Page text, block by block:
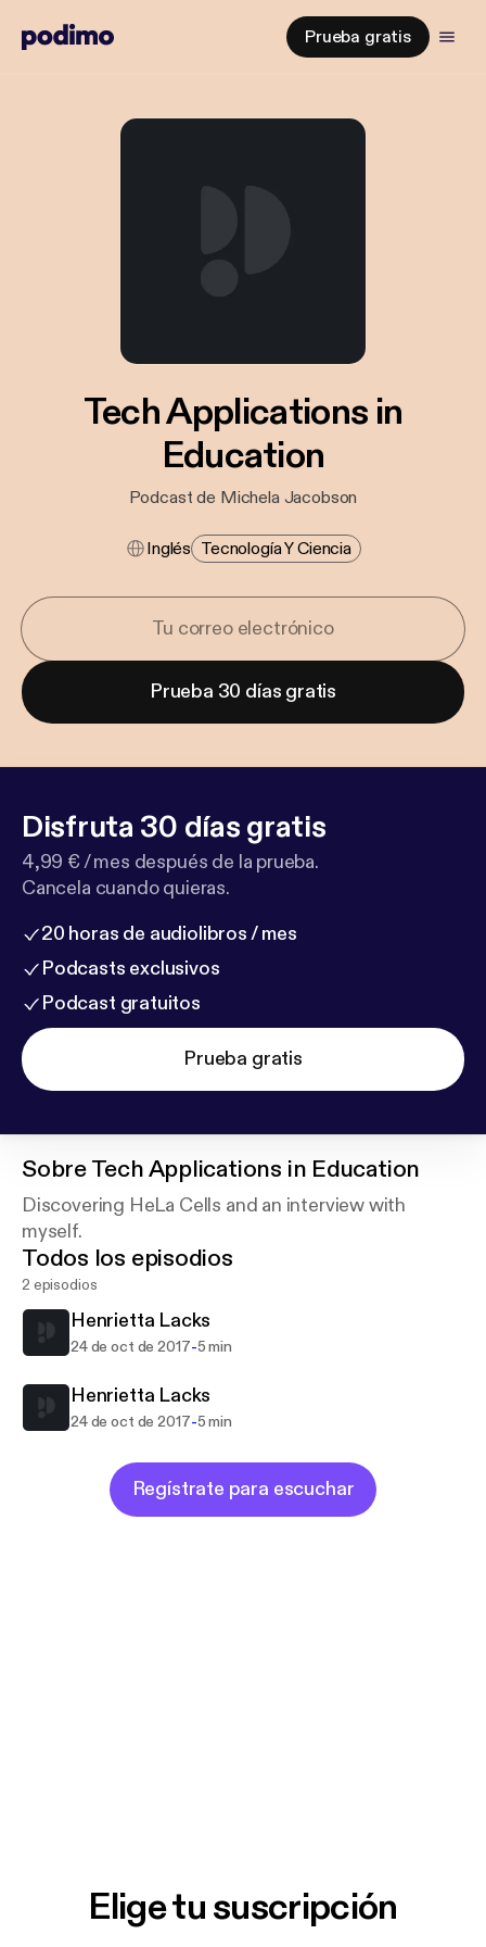
Prueba gratis
Tech Applications in
Education
Podcast de Michela Jacobson
Inglés Tecnología Y Ciencia
Prueba 30 días gratis
Disfruta 30 días gratis
4,99 € / mes después de la prueba.
Cancela cuando quieras.
20 horas de audiolibros / mes
Podcasts exclusivos
Podcast gratuitos
Prueba gratis
SobreTech Applications in Education
Discovering HeLa Cells and an interview with
myself.
Todos los episodios
2 episodios
Henrietta Lacks
24 de oct de 2017-5 min
Henrietta Lacks
24 de oct de 2017-5 min
Regístrate para escuchar
Elige tu suscripción